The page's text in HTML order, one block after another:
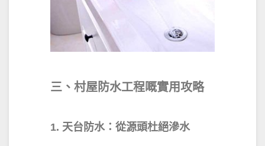
三、村屋防水工程嘅實用攻略
1. 天台防水：從源頭杜絕滲水